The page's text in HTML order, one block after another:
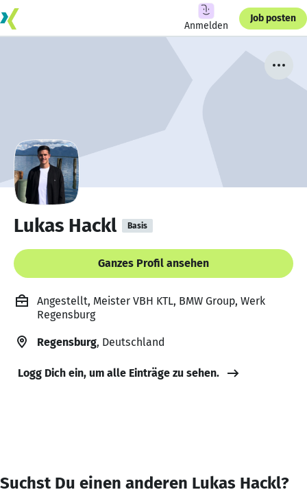
Anmelden
Job posten
Lukas Hackl Basis
Ganzes Profil ansehen
Angestellt, Meister VBH KTL, BMW Group, Werk
Regensburg
Regensburg, Deutschland
Logg Dich ein, um alle Einträge zu sehen.
Suchst Du einen anderen Lukas Hackl?